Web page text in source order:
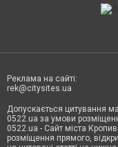
Реклама на сайті:
rek@citysites.ua
Допускається цитування
0522.ua за умови
0522.ua - Сайт міста
розміщення прямого,